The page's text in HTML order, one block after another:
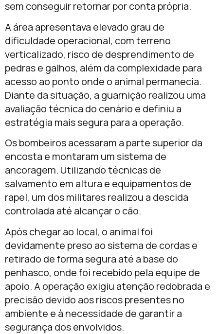
sem conseguir retornar por conta própria.
A área apresentava elevado grau de
dificuldade operacional, com terreno
verticalizado, risco de desprendimento de
pedras e galhos, além da complexidade para
acesso ao ponto onde o animal permanecia.
Diante da situação, a guarnição realizou uma
avaliação técnica do cenário e definiu a
estratégia mais segura para a operação.
Os bombeiros acessaram a parte superior da
encosta e montaram um sistema de
ancoragem. Utilizando técnicas de
salvamento em altura e equipamentos de
rapel, um dos militares realizou a descida
controlada até alcançar o cão.
Após chegar ao local, o animal foi
devidamente preso ao sistema de cordas e
retirado de forma segura até a base do
penhasco, onde foi recebido pela equipe de
apoio. A operação exigiu atenção redobrada e
precisão devido aos riscos presentes no
ambiente e à necessidade de garantir a
segurança dos envolvidos.